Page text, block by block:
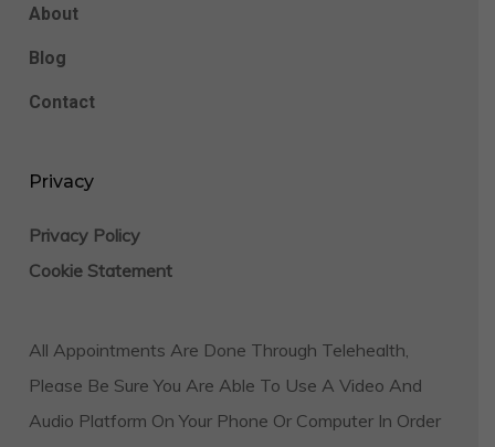
About
Blog
Contact
Privacy
Privacy Policy
Cookie Statement
All Appointments Are Done Through Telehealth,
Please Be Sure You Are Able To Use A Video And
Audio Platform On Your Phone Or Computer In Order